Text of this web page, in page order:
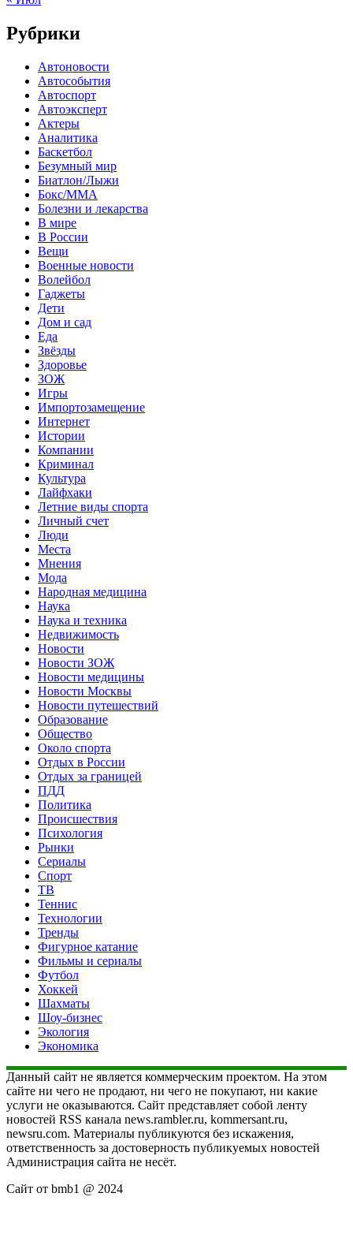
Рубрики
Автоновости
Автособытия
Автоспорт
Автоэксперт
Актеры
Аналитика
Баскетбол
Безумный мир
Биатлон/Лыжи
Бокс/MMA
Болезни и лекарства
В мире
В России
Вещи
Военные новости
Волейбол
Гаджеты
Дети
Дом и сад
Еда
Звёзды
Здоровье
ЗОЖ
Игры
Импортозамещение
Интернет
Истории
Компании
Криминал
Культура
Лайфхаки
Летние виды спорта
Личный счет
Люди
Места
Мнения
Мода
Народная медицина
Наука
Наука и техника
Недвижимость
Новости
Новости ЗОЖ
Новости медицины
Новости Москвы
Новости путешествий
Образование
Общество
Около спорта
Отдых в России
Отдых за границей
ПДД
Политика
Происшествия
Психология
Рынки
Сериалы
Спорт
ТВ
Теннис
Технологии
Тренды
Фигурное катание
Фильмы и сериалы
Футбол
Хоккей
Шахматы
Шоу-бизнес
Экология
Экономика
Данный сайт не является коммерческим проектом. На этом
сайте ни чего не продают, ни чего не покупают, ни какие
услуги не оказываются. Сайт представляет собой ленту
новостей RSS канала news.rambler.ru, kommersant.ru,
newsru.com. Материалы публикуются без искажения,
ответственность за достоверность публикуемых новостей
Администрация сайта не несёт.
Сайт от bmb1 @ 2024